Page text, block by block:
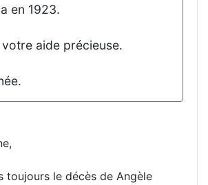
en 1923.
aide précieuse.
toujours le décès de Angèle